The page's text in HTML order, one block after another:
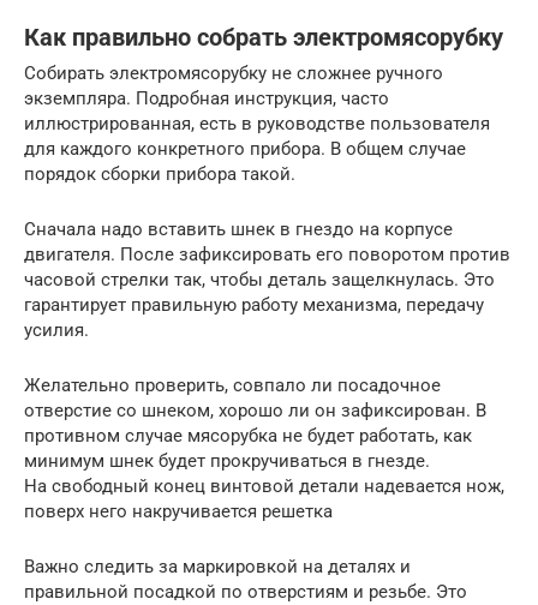
Как правильно собрать электромясорубку
Собирать электромясорубку не сложнее ручного
экземпляра. Подробная инструкция, часто
иллюстрированная, есть в руководстве пользователя
для каждого конкретного прибора. В общем случае
порядок сборки прибора такой.
Сначала надо вставить шнек в гнездо на корпусе
двигателя. После зафиксировать его поворотом против
часовой стрелки так, чтобы деталь защелкнулась. Это
гарантирует правильную работу механизма, передачу
усилия.
Желательно проверить, совпало ли посадочное
отверстие со шнеком, хорошо ли он зафиксирован. В
противном случае мясорубка не будет работать, как
минимум шнек будет прокручиваться в гнезде.
На свободный конец винтовой детали надевается нож,
поверх него накручивается решетка
Важно следить за маркировкой на деталях и
правильной посадкой по отверстиям и резьбе. Это